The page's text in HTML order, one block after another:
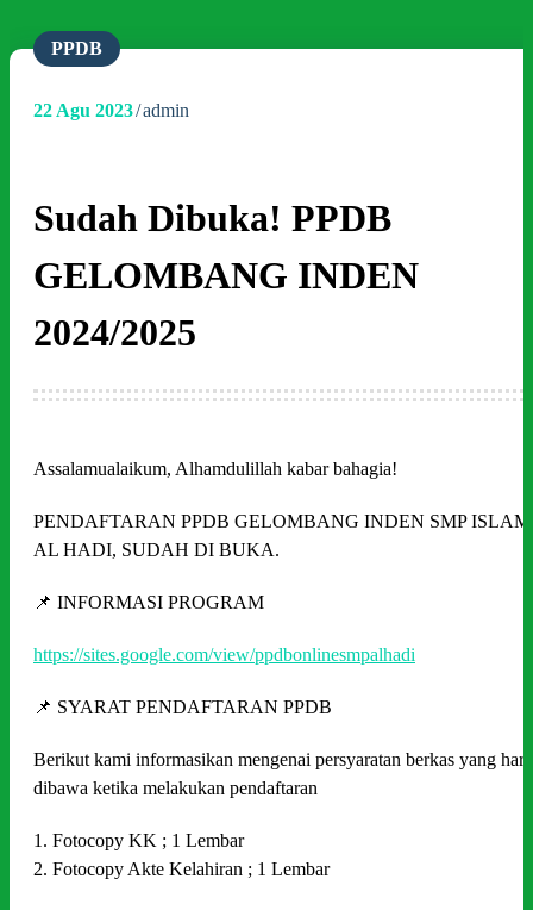
PPDB
22 Agu 2023 admin
Sudah Dibuka! PPDB
GELOMBANG INDEN
2024/2025
Assalamualaikum, Alhamdulillah kabar bahagia!
PENDAFTARAN PPDB GELOMBANG INDEN SMP ISLAM
AL HADI, SUDAH DI BUKA.
📌 INFORMASI PROGRAM
https://sites.google.com/view/ppdbonlinesmpalhadi
📌 SYARAT PENDAFTARAN PPDB
Berikut kami informasikan mengenai persyaratan berkas yang
dibawa ketika melakukan pendaftaran
1. Fotocopy KK ; 1 Lembar
2. Fotocopy Akte Kelahiran ; 1 Lembar